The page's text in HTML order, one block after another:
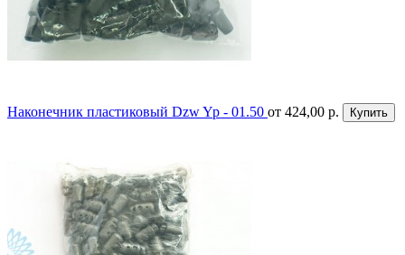
Наконечник пластиковый Dzw Yp - 01.50 от 424,00 р. Купить